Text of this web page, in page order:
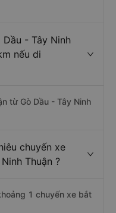
- Tây Ninh
nếu di
từ Gò Dầu - Tây Ninh
chuyến xe
Thuận ?
1 chuyến xe bắt